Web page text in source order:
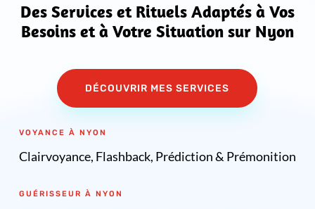
Des Services et Rituels Adaptés à Vos
Besoins et à Votre Situation sur Nyon
DÉCOUVRIR MES SERVICES
VOYANCE À NYON
Clairvoyance, Flashback, Prédiction & Prémonition
GUÉRISSEUR À NYON